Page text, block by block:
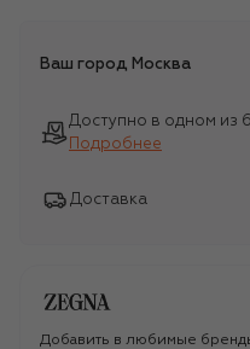
Ваш город Москва
Доступно в одном из
Подробнее
Доставка
Добавить в любимые